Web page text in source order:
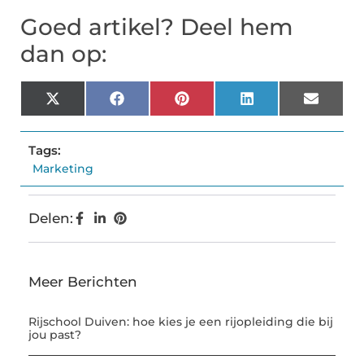
Goed artikel? Deel hem
dan op:
X
(Twitter)
FacebookPinterestLinkedInEmail
Tags:
Marketing
Delen:
Meer Berichten
Rijschool Duiven: hoe kies je een rijopleiding die bij
jou past?